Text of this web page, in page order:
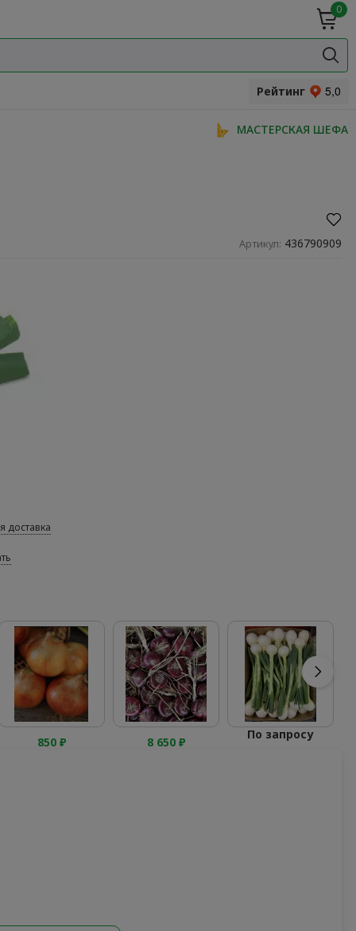
0
прянности
Рейтинг
МАСТЕРСКАЯ ШЕФА
Артикул: 436790909
доставка
850 ₽ 8 650 ₽
По запросу